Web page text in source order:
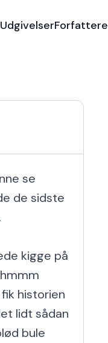
UdgivelserForfattere
se
de sidste
kigge på
historien
lidt sådan
bule